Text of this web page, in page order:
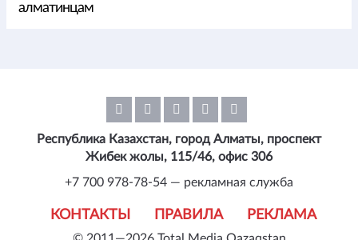
алматинцам
КОНТАКТЫ ПРАВИЛА РЕКЛАМА
Республика Казахстан, город Алматы, проспект
Жибек жолы, 115/46, офис 306
+7 700 978-78-54 — рекламная служба